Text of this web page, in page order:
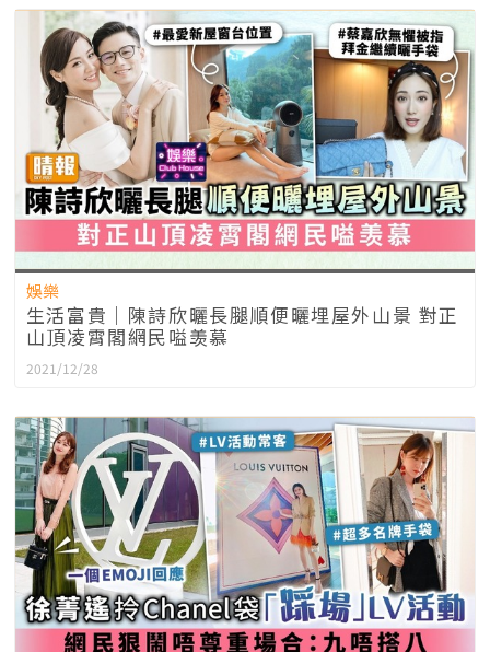
娛樂
生活富貴｜陳詩欣曬長腿順便曬埋屋外山景 對正
山頂凌霄閣網民嗌羡慕
2021/12/28